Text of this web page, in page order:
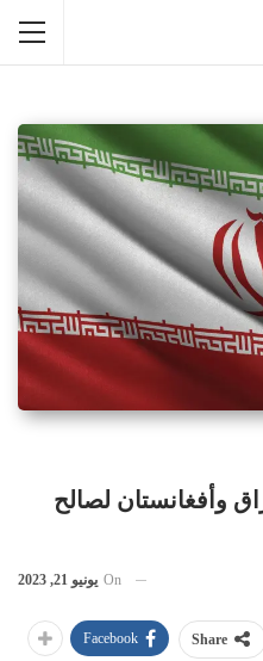
وأفغانستان لصالح
On يونيو 21, 2023
Share
Facebook